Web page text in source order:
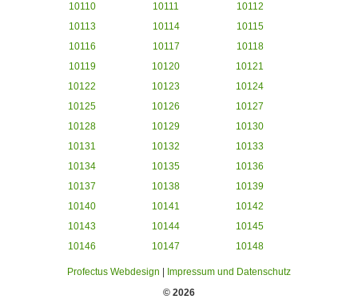
10110
10111
10112
10113
10114
10115
10116
10117
10118
10119
10120
10121
10122
10123
10124
10125
10126
10127
10128
10129
10130
10131
10132
10133
10134
10135
10136
10137
10138
10139
10140
10141
10142
10143
10144
10145
10146
10147 10148
Profectus Webdesign
Impressum und Datenschutz
© 2026